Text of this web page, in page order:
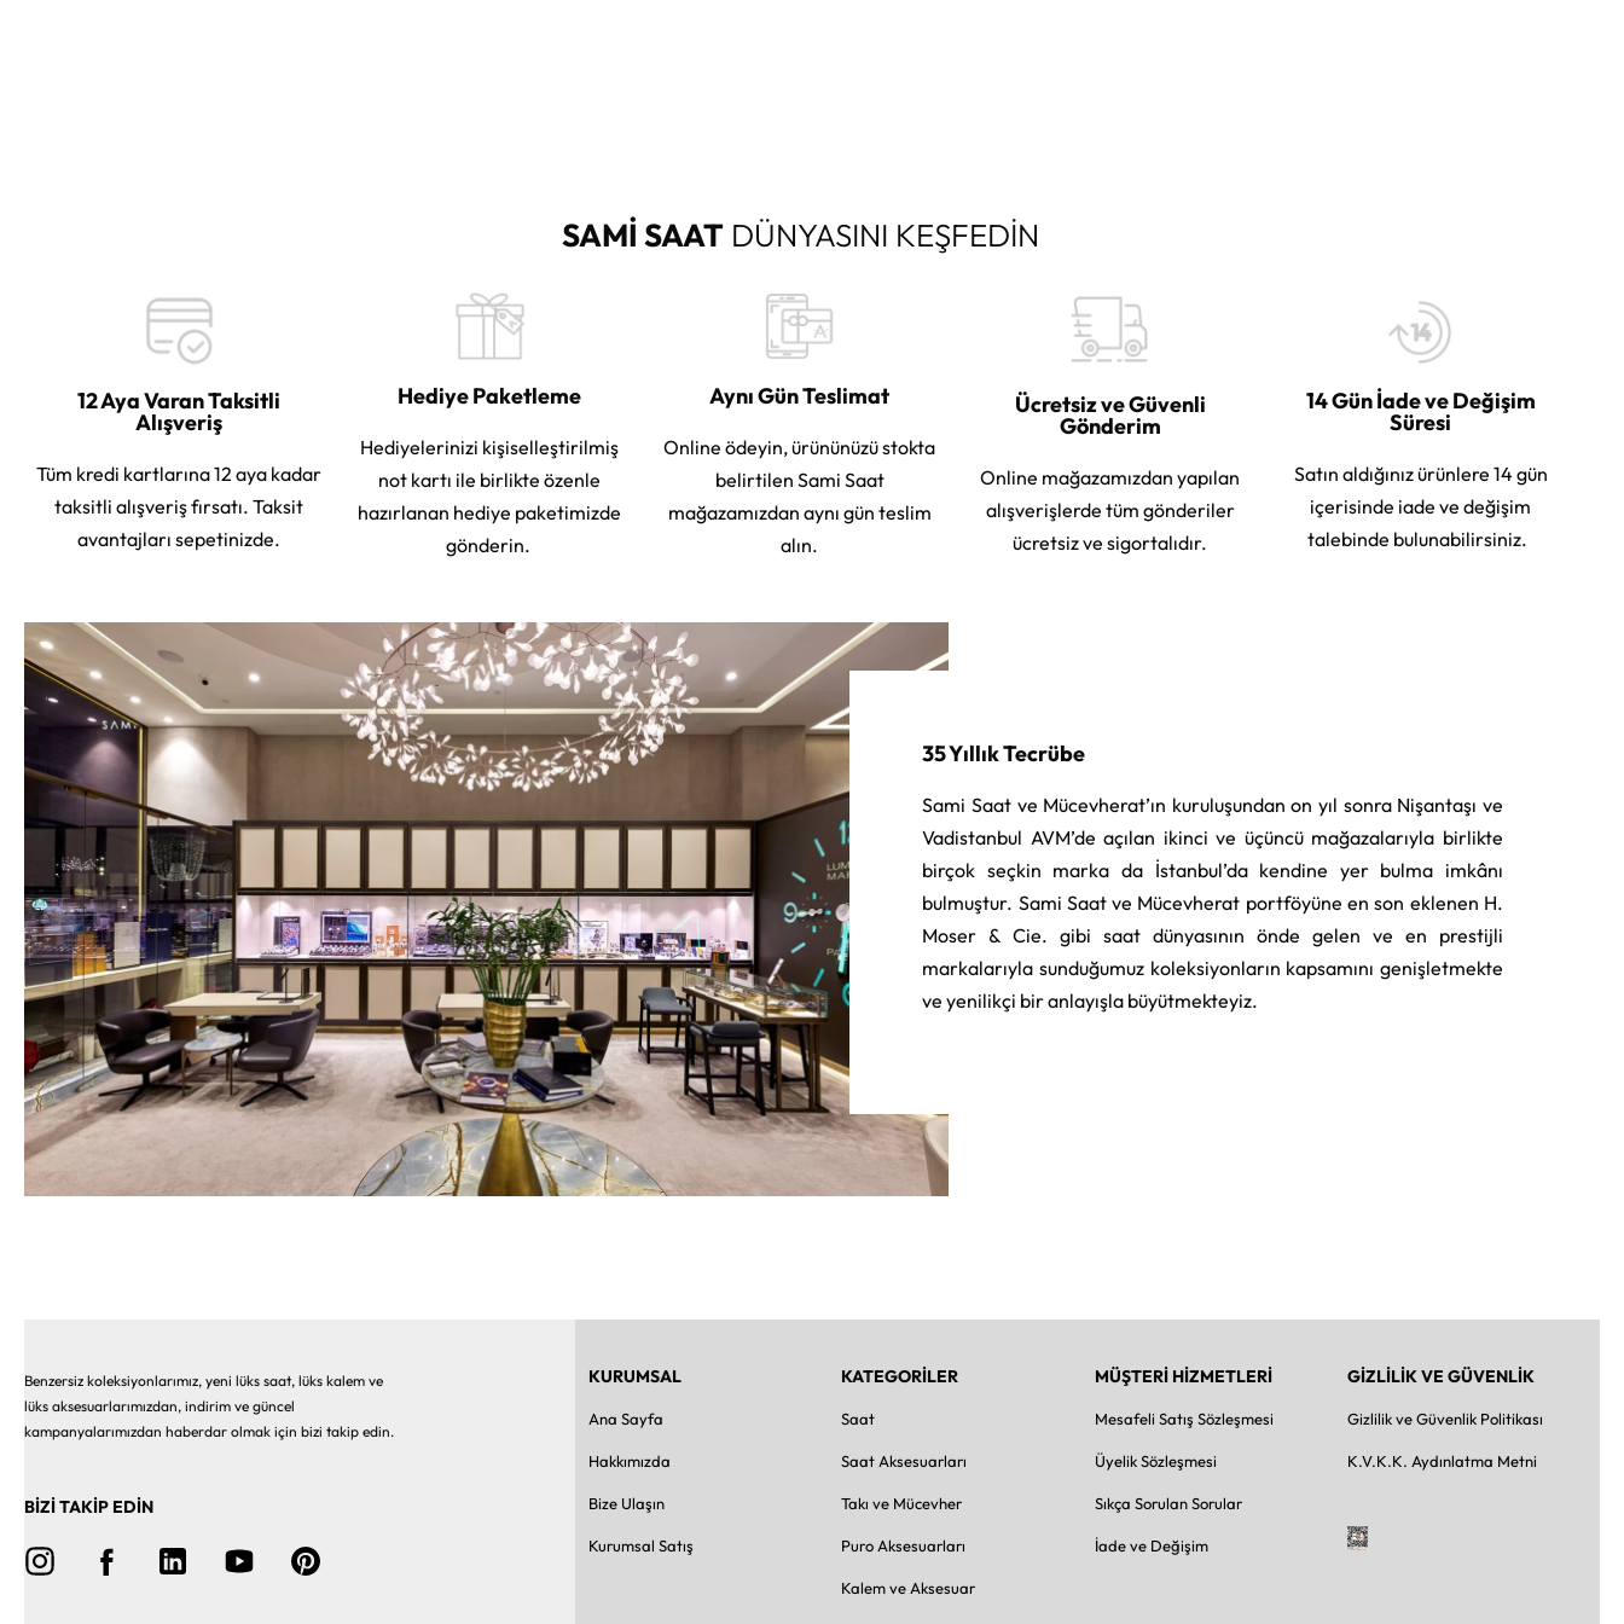
SAMİ SAATDÜNYASINI KEŞFEDİN
12 Aya Varan Taksitli
Alışveriş
Tüm kredi kartlarına 12 aya kadar
taksitli alışveriş fırsatı. Taksit
avantajları sepetinizde.
Hediye Paketleme
Hediyelerinizi kişiselleştirilmiş
not kartı ile birlikte özenle
hazırlanan hediye paketimizde
gönderin.
Aynı Gün Teslimat
Online ödeyin, ürününüzü stokta
belirtilen Sami Saat
mağazamızdan aynı gün teslim
alın.
Ücretsiz ve Güvenli
Gönderim
Online mağazamızdan yapılan
alışverişlerde tüm gönderiler
ücretsiz ve sigortalıdır.
14 Gün İade ve Değişim
Süresi
Satın aldığınız ürünlere 14 gün
içerisinde iade ve değişim
talebinde bulunabilirsiniz.
35 Yıllık Tecrübe
Sami Saat ve Mücevherat’ın kuruluşundan on yıl sonra Nişantaşı ve
Vadistanbul AVM’de açılan ikinci ve üçüncü mağazalarıyla birlikte
birçok seçkin marka da İstanbul’da kendine yer bulma imkânı
bulmuştur. Sami Saat ve Mücevherat portföyüne en son eklenen H.
Moser & Cie. gibi saat dünyasının önde gelen ve en prestijli
markalarıyla sunduğumuz koleksiyonların kapsamını genişletmekte
ve yenilikçi bir anlayışla büyütmekteyiz.
Benzersiz koleksiyonlarımız, yeni lüks saat, lüks kalem ve
lüks aksesuarlarımızdan, indirim ve güncel
kampanyalarımızdan haberdar olmak için bizi takip edin.
BİZİ TAKİP EDİN
KURUMSAL
Ana Sayfa
Hakkımızda
Bize Ulaşın
Kurumsal Satış
KATEGORİLER
Saat
Saat Aksesuarları
Takı ve Mücevher
Puro Aksesuarları
Kalem ve Aksesuar
MÜŞTERİ HİZMETLERİ
Mesafeli Satış Sözleşmesi
Üyelik Sözleşmesi
Sıkça Sorulan Sorular
İade ve Değişim
GİZLİLİK VE GÜVENLİK
Gizlilik ve Güvenlik Politikası
K.V.K.K. Aydınlatma Metni